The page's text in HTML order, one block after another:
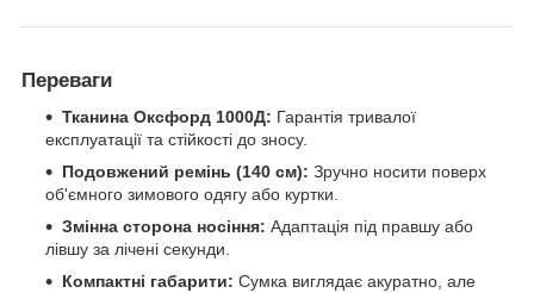
Переваги
Тканина Оксфорд 1000Д: Гарантія тривалої
експлуатації та стійкості до зносу.
Подовжений ремінь (140 см): Зручно носити поверх
об'ємного зимового одягу або куртки.
Змінна сторона носіння: Адаптація під правшу або
лівшу за лічені секунди.
Компактні габарити: Сумка виглядає акуратно, але